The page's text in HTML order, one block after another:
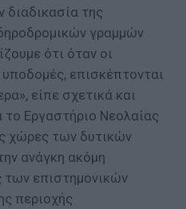
διαδικασία της
γραμμών
ότι όταν οι
επισκέπτονται
είπε σχετικά και
το Εργαστήριο Νεολαίας
χώρες των δυτικών
ανάγκη ακόμη
των επιστημονικών
περιοχής